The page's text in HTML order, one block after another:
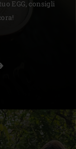
EGG, consigli